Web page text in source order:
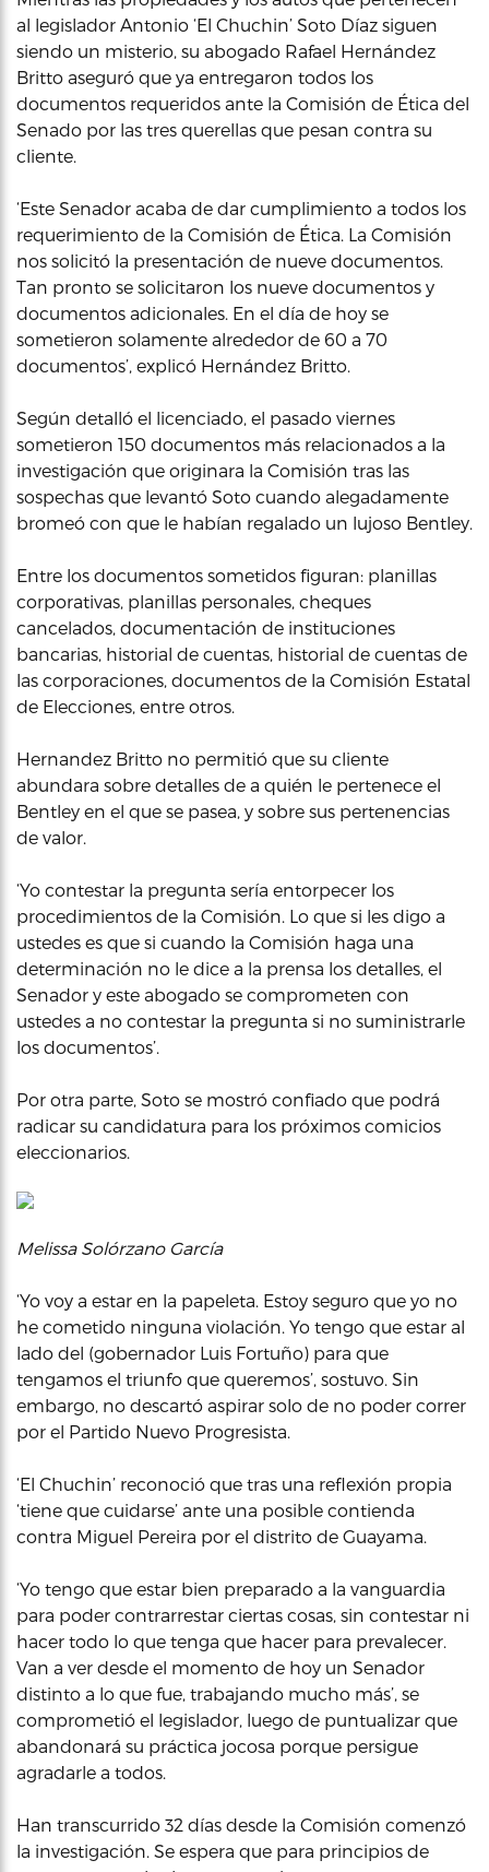
al legislador Antonio ‘El Chuchin’ Soto Díaz siguen
siendo un misterio, su abogado Rafael Hernández
Britto aseguró que ya entregaron todos los
documentos requeridos ante la Comisión de Ética del
Senado por las tres querellas que pesan contra su
cliente.
‘Este Senador acaba de dar cumplimiento a todos los
requerimiento de la Comisión de Ética. La Comisión
nos solicitó la presentación de nueve documentos.
Tan pronto se solicitaron los nueve documentos y
documentos adicionales. En el día de hoy se
sometieron solamente alrededor de 60 a 70
documentos’, explicó Hernández Britto.
Según detalló el licenciado, el pasado viernes
sometieron 150 documentos más relacionados a la
investigación que originara la Comisión tras las
sospechas que levantó Soto cuando alegadamente
bromeó con que le habían regalado un lujoso Bentley.
Entre los documentos sometidos figuran: planillas
corporativas, planillas personales, cheques
cancelados, documentación de instituciones
bancarias, historial de cuentas, historial de cuentas de
las corporaciones, documentos de la Comisión Estatal
de Elecciones, entre otros.
Hernandez Britto no permitió que su cliente
abundara sobre detalles de a quién le pertenece el
Bentley en el que se pasea, y sobre sus pertenencias
de valor.
‘Yo contestar la pregunta sería entorpecer los
procedimientos de la Comisión. Lo que si les digo a
ustedes es que si cuando la Comisión haga una
determinación no le dice a la prensa los detalles, el
Senador y este abogado se comprometen con
ustedes a no contestar la pregunta si no suministrarle
los documentos’.
Por otra parte, Soto se mostró confiado que podrá
radicar su candidatura para los próximos comicios
eleccionarios.
Melissa Solórzano García
‘Yo voy a estar en la papeleta. Estoy seguro que yo no
he cometido ninguna violación. Yo tengo que estar al
lado del (gobernador Luis Fortuño) para que
tengamos el triunfo que queremos’, sostuvo. Sin
embargo, no descartó aspirar solo de no poder correr
por el Partido Nuevo Progresista.
‘El Chuchin’ reconoció que tras una reflexión propia
‘tiene que cuidarse’ ante una posible contienda
contra Miguel Pereira por el distrito de Guayama.
‘Yo tengo que estar bien preparado a la vanguardia
para poder contrarrestar ciertas cosas, sin contestar ni
hacer todo lo que tenga que hacer para prevalecer.
Van a ver desde el momento de hoy un Senador
distinto a lo que fue, trabajando mucho más’, se
comprometió el legislador, luego de puntualizar que
abandonará su práctica jocosa porque persigue
agradarle a todos.
Han transcurrido 32 días desde la Comisión comenzó
la investigación. Se espera que para principios de